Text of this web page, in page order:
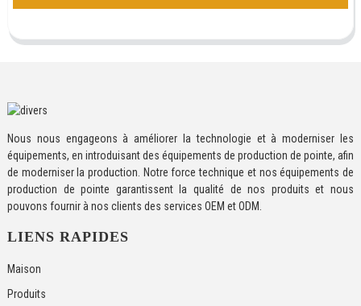
Nous nous engageons à améliorer la technologie et à moderniser les
équipements, en introduisant des équipements de production de pointe, afin
de moderniser la production. Notre force technique et nos équipements de
production de pointe garantissent la qualité de nos produits et nous
pouvons fournir à nos clients des services OEM et ODM.
LIENS RAPIDES
Maison
Produits